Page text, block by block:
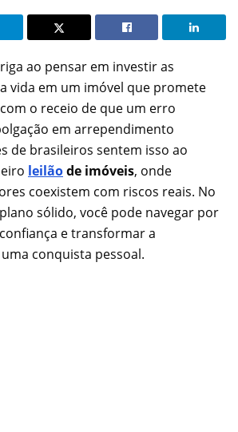
ao pensar em investir as
vida em um imóvel que promete
o receio de que um erro
em arrependimento
de brasileiros sentem isso ao
leilãode imóveis, onde
coexistem com riscos reais. No
sólido, você pode navegar por
e transformar a
conquista pessoal.